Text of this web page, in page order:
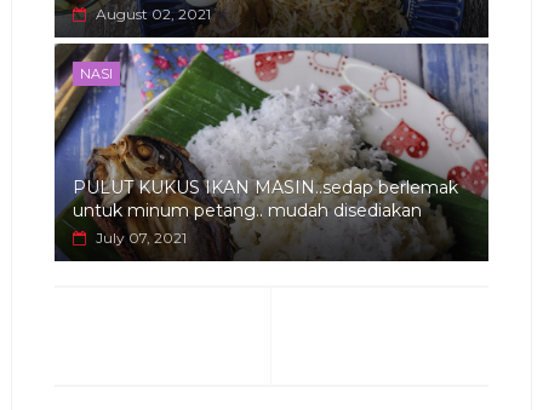
August 02, 2021
NASI
PULUT KUKUS IKAN MASIN..sedap berlemak
untuk minum petang.. mudah disediakan
July 07, 2021